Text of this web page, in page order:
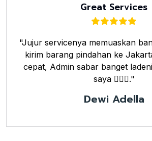
Great Services
"Jujur servicenya memuaskan
kirim barang pindahan ke
cepat, Admin sabar banget
saya 👌🏼🤗."
Dewi Adella